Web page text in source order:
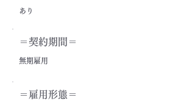
あり
＝契約期間＝
無期雇用
＝雇用形態＝